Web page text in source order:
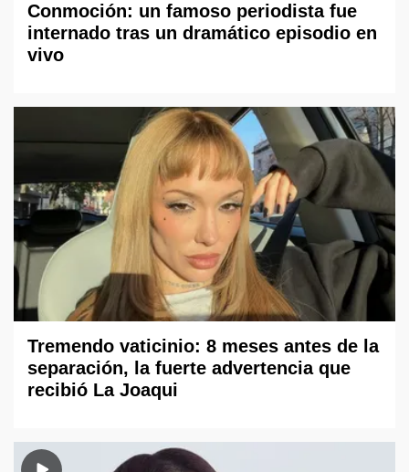
Conmoción: un famoso periodista fue
internado tras un dramático episodio en
vivo
Tremendo vaticinio: 8 meses antes de la
separación, la fuerte advertencia que
recibió La Joaqui